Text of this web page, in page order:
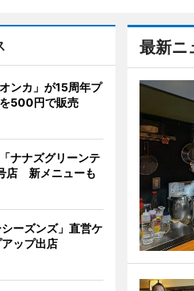
最新ニ
ンカ」が15周年プ
500円で販売
ナナズグリーンテ
店 新メニューも
ーズンズ」直営ケ
ップ出店